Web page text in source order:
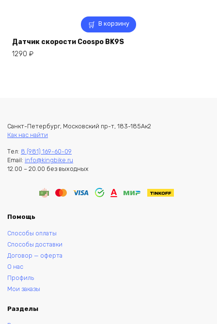
В корзину
Датчик скорости Coospo BK9S
1290 ₽
Санкт-Петербург, Московский пр-т, 183-185Ак2
Как нас найти
Тел: 8 (981) 169-60-09
Email: info@kingbike.ru
12.00 – 20.00 без выходных
Помощь
Способы оплаты
Способы доставки
Договор — оферта
О нас
Профиль
Мои заказы
Разделы